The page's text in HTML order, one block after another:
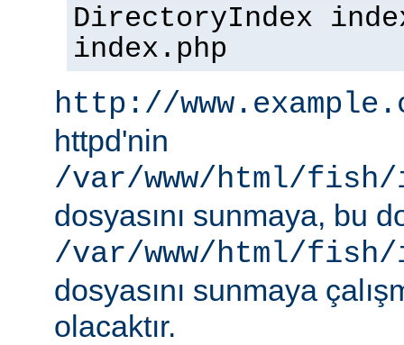
DirectoryIndex
index.php
http://
httpd'nin
/var/www/html/
dosyasını sunmaya, bu
/var/www/html/fish/
dosyasını sunmaya
olacaktır.